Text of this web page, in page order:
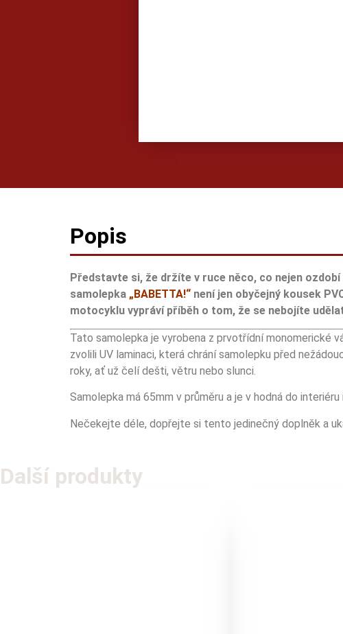
Popis
Představte si, že držíte v ruce něco, co nejen
samolepka „BABETTA!“ není jen obyčejný kousek
motocyklu vypráví příběh o tom, že se nebojíte
Tato samolepka je vyrobena z prvotřídní monomerické
zvolili UV laminaci, která chrání samolepku před
roky, ať už čelí dešti, větru nebo slunci.
Samolepka má 65mm v průměru a je v hodná do interiéru
Nečekejte déle, dopřejte si tento jedinečný doplněk a
Další produkty